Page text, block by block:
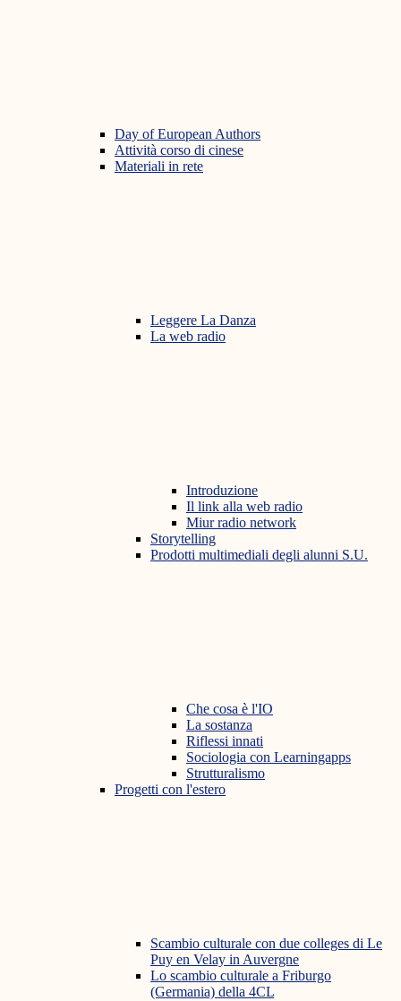
Day of European Authors
Attività corso di cinese
Materiali in rete
Leggere La Danza
La web radio
Introduzione
Il link alla web radio
Miur radio network
Storytelling
Prodotti multimediali degli alunni S.U.
Che cosa è l'IO
La sostanza
Riflessi innati
Sociologia con Learningapps
Strutturalismo
Progetti con l'estero
Scambio culturale con due colleges di Le
Puy en Velay in Auvergne
Lo scambio culturale a Friburgo
(Germania) della 4CL